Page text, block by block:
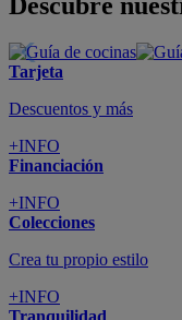
Tranquilidad
6 años de Garantía Plus
+INFO
Catálogos
Miles de productos
+INFO
Por teléfono
Llámanos y compra
+INFO
Nueva app